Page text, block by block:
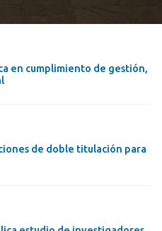
en cumplimiento de gestión,
de doble titulación para